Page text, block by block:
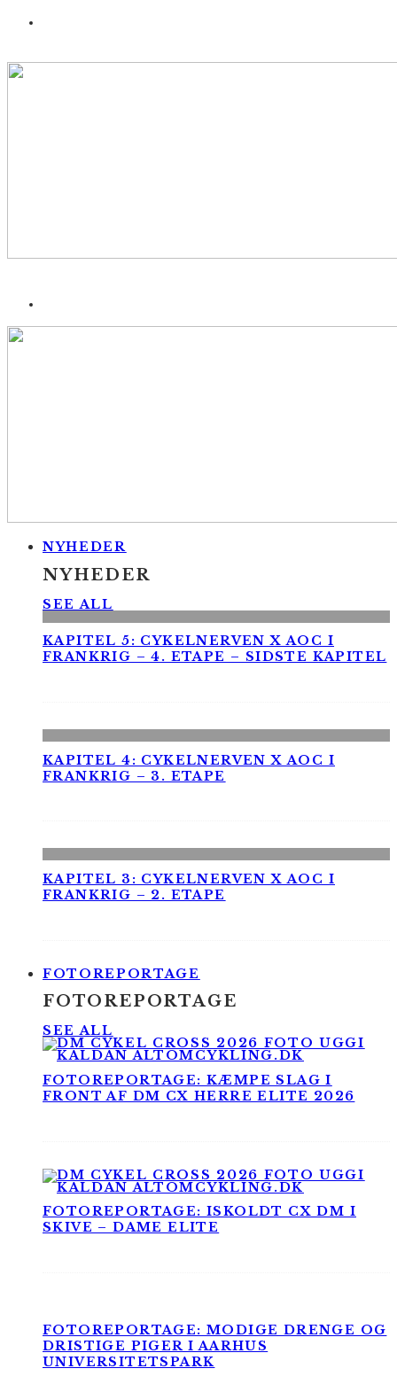
NYHEDER
NYHEDER
SEE ALL
KAPITEL 5: CYKELNERVEN X AOC I
FRANKRIG – 4. ETAPE – SIDSTE KAPITEL
KAPITEL 4: CYKELNERVEN X AOC I
FRANKRIG – 3. ETAPE
KAPITEL 3: CYKELNERVEN X AOC I
FRANKRIG – 2. ETAPE
FOTOREPORTAGE
FOTOREPORTAGE
SEE ALL
FOTOREPORTAGE: KÆMPE SLAG I
FRONT AF DM CX HERRE ELITE 2026
FOTOREPORTAGE: ISKOLDT CX DM I
SKIVE – DAME ELITE
FOTOREPORTAGE: MODIGE DRENGE OG
DRISTIGE PIGER I AARHUS
UNIVERSITETSPARK